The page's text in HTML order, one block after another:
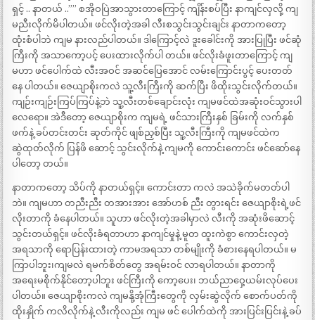
ရှင့် .. နာတယ် ..”” စအိုဝပြဲအာသွားတာကြောင့် ကျိန်းစပ်ပြီး နာကျင်လှလို့ ကျ
မညီးလိုက်မိပါတယ်။ ဖင်လိုးတဲ့အခါ လီးစသွင်းသွင်းချင်း နာတာကတော့
ထုံးစံပါဘဲ ကျမ နားလည်ပါတယ်။ ဒါကြောင့်လဲ ဒူးခေါင်းကို အားပြုပြီး ဖင်ဆုံ
ကြီးကို အသာကော့ပင့် ပေးထားလိုက်ပါ တယ်။ ဖင်လိုးခံဖူးတာကြောင့် ကျ
မဟာ ဖင်ပေါက်ထဲ လီးအဝင် အဆင်ပြေအောင် လမ်းကြောင်းပွင့် ပေးတတ်
နေ ပါတယ်။ ဇေယျာစိုးကလဲ သူ့လီးကြီးကို ဆက်ပြီး ဖိထိုးသွင်းလိုက်တယ်။
ကျဉ်းကျဉ်းကြပ်ကြပ်နဲ့ဘဲ သူ့လီးတစ်ချောင်းလုံး ကျမဖင်ထဲအဆုံးဝင်သွားပါ
လေရော။ အဲဒီတော့ ဇေယျာစိုးက ကျမရဲ့ ဖင်သားကြီးနှစ် ခြမ်းကို လက်နှစ်
ဖက်နဲ့ ခပ်တင်းတင်း ဆုတ်ကိုင် ဖျစ်ညှစ်ပြီး သူ့လီးကြီးကို ကျမဖင်ထဲက
ဆွဲထုတ်လိုက် ပြန်ဖိ ဆောင့် သွင်းလိုက်နဲ့ ကျမကို ကောင်းကောင်း ဖင်ဆော်နေ
ပါတော့ တယ်။
နာတာကတော့ သိပ်ကို နာတယ်ရှင့်။ ကောင်းတာ ကလဲ အသဲခိုက်မတတ်ပါ
ဘဲ။ ကျမဟာ တညီးညီး တအားအား အော်ဟစ် ညီး တွားရင်း ဇေယျာစိုးရဲ့ဖင်
လိုးတာကို ခံနေပါတယ်။ သူဟာ ဖင်လိုးတဲ့အခါမှာလဲ လီးကို အဆုံးဖိဆောင့်
သွင်းတယ်ရှင့်။ ဖင်လိုးခံရတာဟာ နာကျင်မှုနဲ့ မူတ ထူးကဲစွာ ကောင်းလှတဲ့
အရသာကို ရောပြန်းထားတဲ့ ကာမအရသာ တစ်မျိုးကို ခံစားနေရပါတယ်။ မ
ကြာပါဘူး၊ကျမလဲ ရမက်စိတ်တွေ အရမ်းဝင် လာရပါတယ်။ နာတာကို
အရေးမစိုက်နိုင်တော့ပါဘူး ဖင်ကြီးကို ကော့ပေး၊ ဘယ်ညာဝှေ့ယမ်းလုပ်ပေး
ပါတယ်။ ဇေယျာစိုးကလဲ ကျမနို့အုံကြီးတွေကို လှမ်းဆွဲလိုက် စောက်ပတ်ကို
ထိုးနှိုက် ကလိလိုက်နဲ့ လီးကိုလည်း ကျမ ဖင် ပေါက်ထဲကို အားပြင်းပြင်းနဲ့ ခပ်